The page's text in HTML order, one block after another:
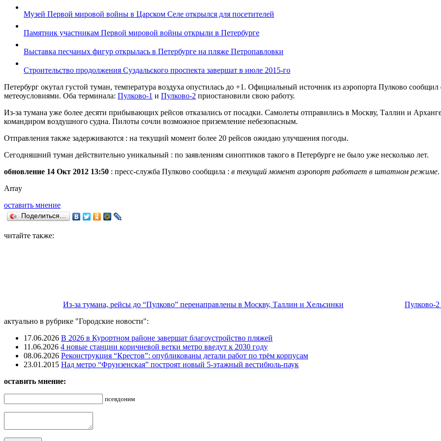
Музей Первой мировой войны в Царском Селе открылся для посетителей
Памятник участникам Первой мировой войны открыли в Петербурге
Выставка песчаных фигур открылась в Петербурге на пляже Петропавловки
Строительство продолжения Суздальского проспекта завершат в июле 2015-го
Петербург окутал густой туман, температура воздуха опустилась до +1. Официальный источник из аэропорта Пулково
метеоусловиями. Оба терминала: Пулково-1 и Пулково-2 приостановили свою работу.
Из-за тумана уже более десяти прибывающих рейсов отказались от посадки. Самолеты отправились в Москву, Таллин и
командиром воздушного судна. Пилоты сочли возможное приземление небезопасным.
Отправления также задерживаются : на текущий момент более 20 рейсов ожидаю улучшения погоды.
Сегодняшний туман действительно уникальный : по заявлениям синоптиков такого в Петербурге не было уже несколько лет.
обновление 14 Окт 2012 13:50 : пресс-служба Пулково сообщила : в текущий момент аэропорт работает в штатном режиме.
Array
оставить мнение
Поделиться…
читайте также:
Из-за тумана, рейсы до “Пулково” перенаправлены в Москву, Таллин и Хельсинки
Пулково-2
актуально в рубрике "Городские новости":
17.06.2026 В 2026 в Курортном районе завершат благоустройство пляжей
11.06.2026 4 новые станции коричневой ветки метро введут к 2030 году
08.06.2026 Реконструкция “Крестов”: опубликованы детали работ по трём корпусам
23.01.2015 Над метро “Фрунзенская” построят новый 5-этажный вестибюль-паук
оставить мнение:
псевдоним